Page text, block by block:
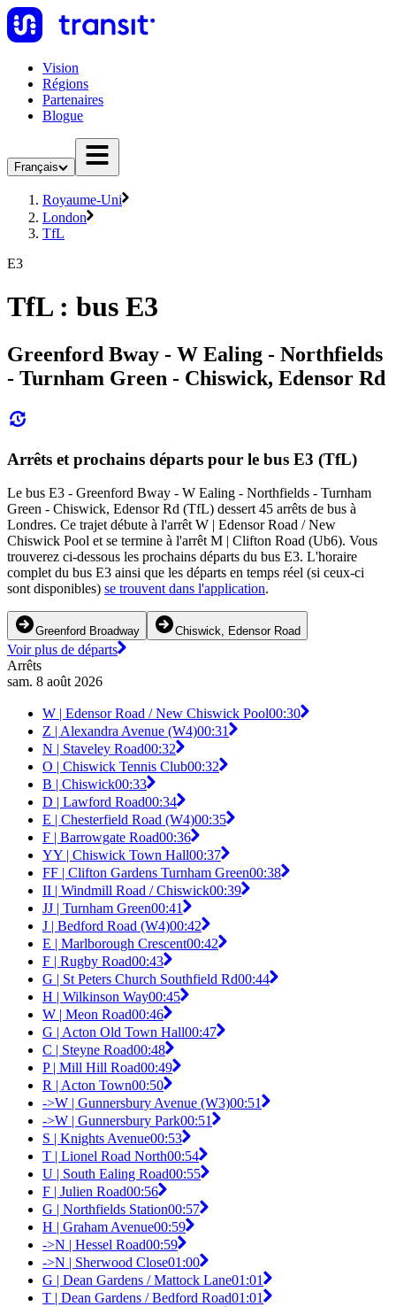
Vision
Régions
Partenaires
Blogue
Français
Royaume-Uni
London
TfL
E3
TfL : bus E3
Greenford Bway - W Ealing - Northfields
- Turnham Green - Chiswick, Edensor Rd
Arrêts et prochains départs pour le bus E3 (TfL)
Le bus E3 - Greenford Bway - W Ealing - Northfields - Turnham
Green - Chiswick, Edensor Rd (TfL) dessert 45 arrêts de bus à
Londres. Ce trajet débute à l'arrêt W | Edensor Road / New
Chiswick Pool et se termine à l'arrêt M | Clifton Road (Ub6). Vous
trouverez ci-dessous les prochains départs du bus E3. L'horaire
complet du bus E3 ainsi que les départs en temps réel (si ceux-ci
sont disponibles) se trouvent dans l'application.
Greenford Broadway Chiswick, Edensor Road
Voir plus de départs
Arrêts
sam. 8 août 2026
W | Edensor Road / New Chiswick Pool00:30
Z | Alexandra Avenue (W4)00:31
N | Staveley Road00:32
O | Chiswick Tennis Club00:32
B | Chiswick00:33
D | Lawford Road00:34
E | Chesterfield Road (W4)00:35
F | Barrowgate Road00:36
YY | Chiswick Town Hall00:37
FF | Clifton Gardens Turnham Green00:38
II | Windmill Road / Chiswick00:39
JJ | Turnham Green00:41
J | Bedford Road (W4)00:42
E | Marlborough Crescent00:42
F | Rugby Road00:43
G | St Peters Church Southfield Rd00:44
H | Wilkinson Way00:45
W | Meon Road00:46
G | Acton Old Town Hall00:47
C | Steyne Road00:48
P | Mill Hill Road00:49
R | Acton Town00:50
->W | Gunnersbury Avenue (W3)00:51
->W | Gunnersbury Park00:51
S | Knights Avenue00:53
T | Lionel Road North00:54
U | South Ealing Road00:55
F | Julien Road00:56
G | Northfields Station00:57
H | Graham Avenue00:59
->N | Hessel Road00:59
->N | Sherwood Close01:00
G | Dean Gardens / Mattock Lane01:01
T | Dean Gardens / Bedford Road01:01